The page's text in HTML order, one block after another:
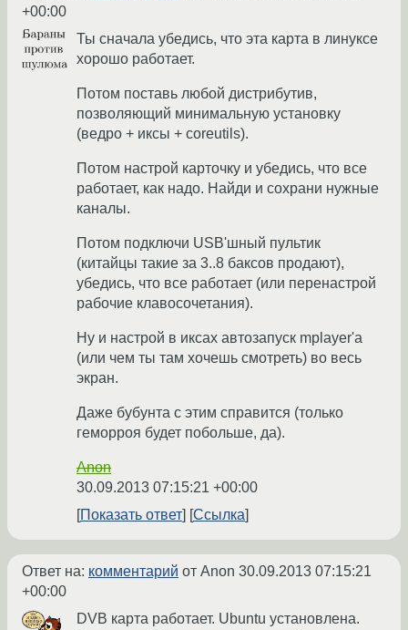
+00:00
Ты сначала убедись, что эта карта в линуксе
хорошо работает.
Потом поставь любой дистрибутив,
позволяющий минимальную установку
(ведро + иксы + coreutils).
Потом настрой карточку и убедись, что все
работает, как надо. Найди и сохрани нужные
каналы.
Потом подключи USB'шный пультик
(китайцы такие за 3..8 баксов продают),
убедись, что все работает (или перенастрой
рабочие клавосочетания).
Ну и настрой в иксах автозапуск mplayer'а
(или чем ты там хочешь смотреть) во весь
экран.
Даже бубунта с этим справится (только
геморроя будет побольше, да).
Anon
30.09.2013 07:15:21 +00:00
Показать ответ
Ссылка
Ответ на: комментарий от Anon 30.09.2013 07:15:21
+00:00
DVB карта работает. Ubuntu установлена.